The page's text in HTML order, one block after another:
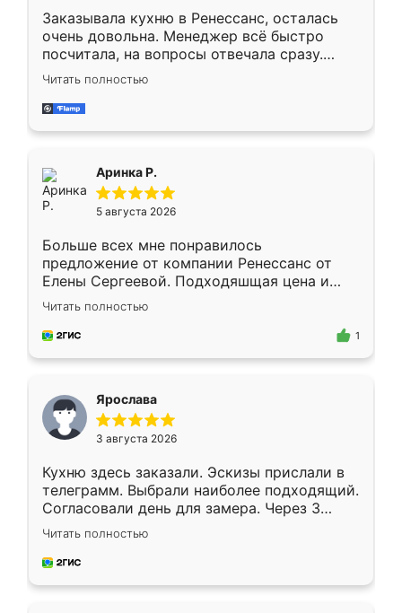
Заказывала кухню в Ренессанс, осталась
очень довольна. Менеджер всё быстро
посчитала, на вопросы отвечала сразу.
Замерщик приехал в субботу, подошёл к
делу со всей ответственностью. Собрали
за день, ребята работали аккуратно, даже
Читать полностью
Аринка Р.
5 августа 2026
Больше всех мне понравилось
предложение от компании Ренессанс от
Елены Сергеевой. Подходяшщая цена и
короткие сроки изготовления. Приехавший
для замера сотрудник Владислав
предложил по моему эскизу самый
Читать полностью
1
Ярослава
3 августа 2026
Кухню здесь заказали. Эскизы прислали в
телеграмм. Выбрали наиболее подходящий.
Согласовали день для замера. Через 3
недели кухня была уже готова. Остались
довольны работой. Спасибо Ренессанс
мебель за качественную работу!
Читать полностью